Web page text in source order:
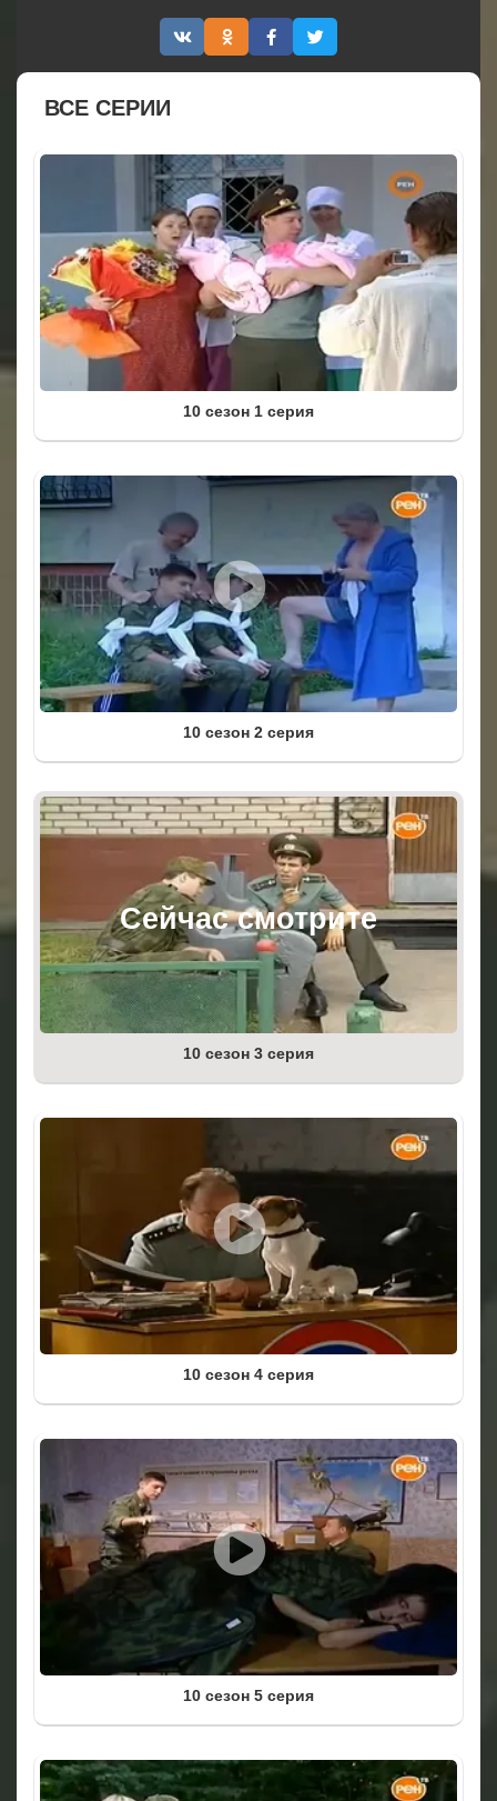
ВСЕ СЕРИИ
10 сезон 1 серия
10 сезон 2 серия
10 сезон 3 серия
10 сезон 4 серия
10 сезон 5 серия